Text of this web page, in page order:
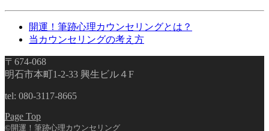
開運！筆跡心理カウンセリングとは？
当カウンセリングの考え方
〒674-068
明石市本町1-2-33 興生ビル４F
tel: 080-3117-8665
Page Top
©開運！筆跡心理カウンセリング